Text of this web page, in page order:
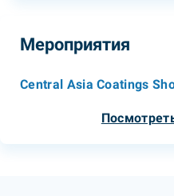
Мероприятия
Central Asia Coatings